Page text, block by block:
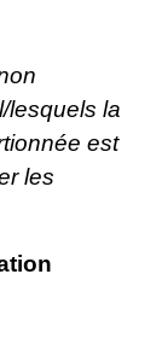
lesquels la
est
les